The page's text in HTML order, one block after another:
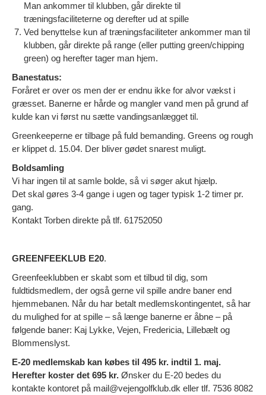
Man ankommer til klubben, går direkte til
træningsfaciliteterne og derefter ud at spille
Ved benyttelse kun af træningsfaciliteter ankommer man til
klubben, går direkte på range (eller putting green/chipping
green) og herefter tager man hjem.
Banestatus:
Foråret er over os men der er endnu ikke for alvor vækst i
græsset. Banerne er hårde og mangler vand men på grund af
kulde kan vi først nu sætte vandingsanlægget til.
Greenkeeperne er tilbage på fuld bemanding. Greens og rough
er klippet d. 15.04. Der bliver gødet snarest muligt.
Boldsamling
Vi har ingen til at samle bolde, så vi søger akut hjælp.
Det skal gøres 3-4 gange i ugen og tager typisk 1-2 timer pr.
gang.
Kontakt Torben direkte på tlf. 61752050
GREENFEEKLUB E20.
Greenfeeklubben er skabt som et tilbud til dig, som
fuldtidsmedlem, der også gerne vil spille andre baner end
hjemmebanen. Når du har betalt medlemskontingentet, så har
du mulighed for at spille – så længe banerne er åbne – på
følgende baner: Kaj Lykke, Vejen, Fredericia, Lillebælt og
Blommenslyst.
E-20 medlemskab kan købes til 495 kr. indtil 1. maj.
Herefter koster det 695 kr. Ønsker du E-20 bedes du
kontakte kontoret på mail@vejengolfklub.dk eller tlf. 7536 8082